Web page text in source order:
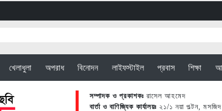
খেলাধুলা অপরাধ বিনোদন লাইফস্টাইল প্রবাস শিক্ষা
সম্পাদক ও প্রকাশকঃ রাসেল আহমেদ
বার্তা ও বাণিজ্যিক কার্যালয়ঃ ২১/১ নয়া পল্টন,